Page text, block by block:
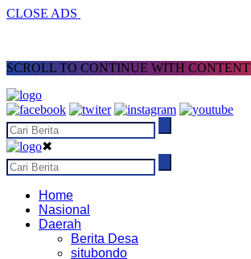
CLOSE ADS
SCROLL TO CONTINUE WITH CONTENT
✖
Home
Nasional
Daerah
Berita Desa
situbondo